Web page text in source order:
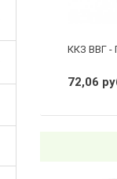
ККЗ ВВГ -
72,06